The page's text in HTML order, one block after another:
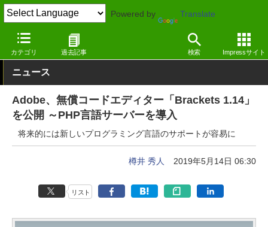
Powered by Translate
カテゴリ 過去記事 検索 Impressサイト
窓の杜 プログラミング Windows
ニュース
Adobe、無償コードエディター「Brackets 1.14」
を公開 ～PHP言語サーバーを導入
将来的には新しいプログラミング言語のサポートが容易に
樽井 秀人 2019年5月14日 06:30
リスト